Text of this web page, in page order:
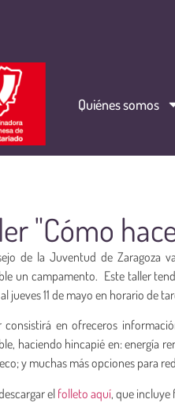
Quiénes somos
"Cómo
de la Juventud de Zaragoza
un campamento. Este taller
jueves 11 de mayo en horario de
consistirá en ofreceros
haciendo hincapié en: energía
y muchas más opciones para
elfolleto aquí, que incluye